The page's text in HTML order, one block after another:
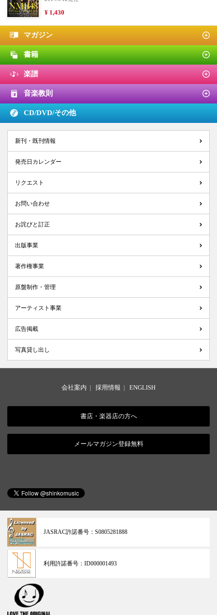
¥ 1,430
マガジン
書籍
楽譜
音楽教則
CD/DVD/その他
新刊・既刊情報
発売日カレンダー
リクエスト
お問い合わせ
お詫びと訂正
出版事業
著作権事業
原盤制作・管理
アーティスト事業
広告掲載
写真貸し出し
会社案内 | 採用情報 | ENGLISH
書店・楽器店の方へ
メールマガジン登録無料
JASRAC許諾番号： S0805281888
利用許諾番号： ID000001493